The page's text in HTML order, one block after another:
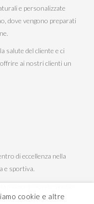
e personalizzate
dove vengono preparati
salute del cliente e ci
ai nostri clienti un
di eccellenza nella
e sportiva.
trattamenti
cookie e altre